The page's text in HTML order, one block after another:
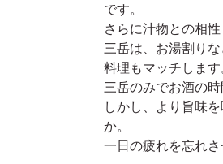
です。
さらに汁物との相
三岳は、お湯割り
料理もマッチします
三岳のみでお酒の時
しかし、より旨味
か。
一日の疲れを忘れさ